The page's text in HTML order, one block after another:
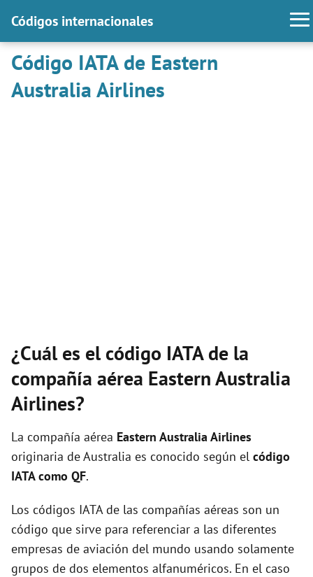
Códigos internacionales
Código IATA de Eastern
Australia Airlines
¿Cuál es el código IATA de la
compañía aérea Eastern Australia
Airlines?
La compañía aérea Eastern Australia Airlines
originaria de Australia es conocido según el código
IATA como QF.
Los códigos IATA de las compañías aéreas son un
código que sirve para referenciar a las diferentes
empresas de aviación del mundo usando solamente
grupos de dos elementos alfanuméricos. En el caso